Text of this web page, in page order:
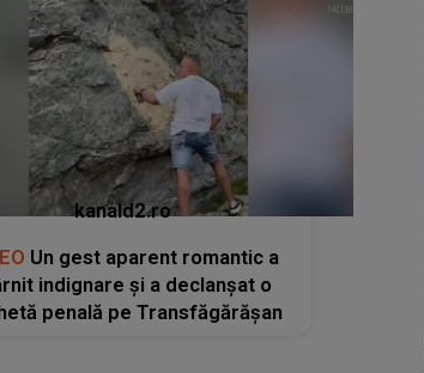
kanald2.ro
Un gest aparent romantic a
indignare și a declanșat o
penală pe Transfăgărășan